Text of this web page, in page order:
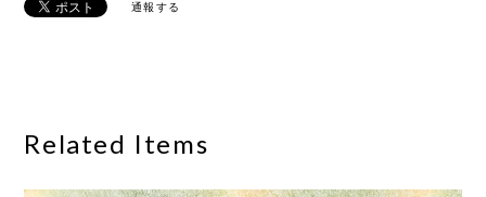
通報する
Related Items